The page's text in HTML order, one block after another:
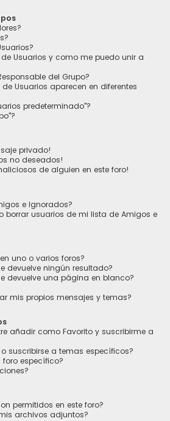
Usuarios y como me puedo unir a
del Grupo?
Usuarios aparecen en diferentes
predeterminado"?
privado!
no deseados!
de alguien en este foro!
e Ignorados?
borrar usuarios de mi lista de Amigos e
uno o varios foros?
devuelve ningún resultado?
devuelve una página en blanco?
mis propios mensajes y temas?
añadir como Favorito y suscribirme a
suscribirse a temas específicos?
específico?
permitidos en este foro?
archivos adjuntos?